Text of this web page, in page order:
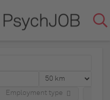
Employment type